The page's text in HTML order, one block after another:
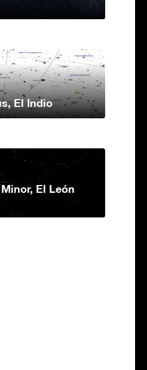
El Indio
El León